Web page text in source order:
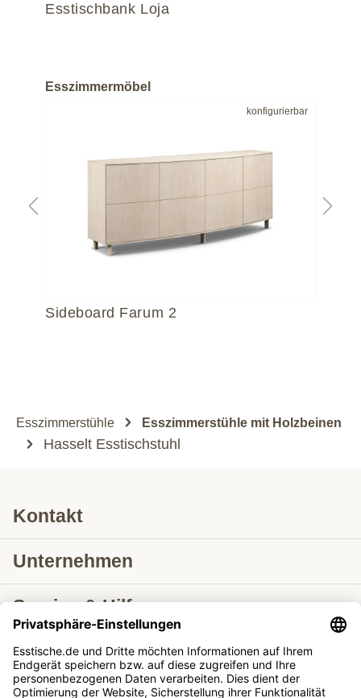
Esstischbank Loja
Esszimmermöbel
konfigurierbar
Sideboard Farum 2
Esszimmerstühle Esszimmerstühle mit Holzbeinen
Hasselt Esstischstuhl
Kontakt
Unternehmen
Service & Hilfe
Lieferung nach